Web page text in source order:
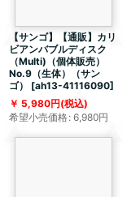
【サンゴ】【通販】カリ
ビアンバブルディスク
（Multi)（個体販売）
No.9（生体）（サン
ゴ）
[ah13-41116090]
5,980円(税込)
希望小売価格: 6,980円